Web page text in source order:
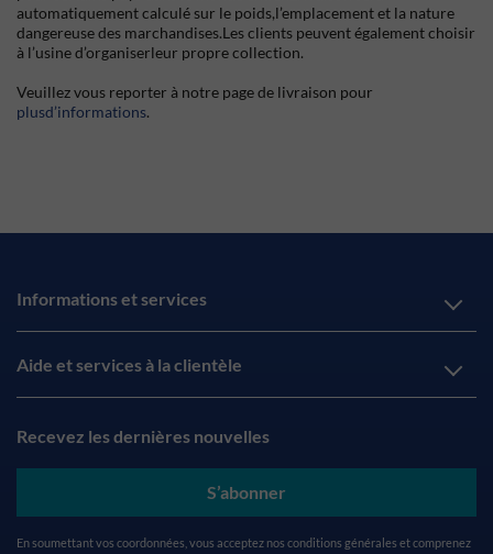
automatiquement calculé sur le poids,l’emplacement et la nature
dangereuse des marchandises.Les clients peuvent également choisir
à l’usine d’organiserleur propre collection.
Veuillez vous reporter à notre page de livraison pour
plusd’informations.
Informations et services
Aide et services à la clientèle
Recevez les dernières nouvelles
S’abonner
En soumettant vos coordonnées, vous acceptez nos conditions générales et comprenez